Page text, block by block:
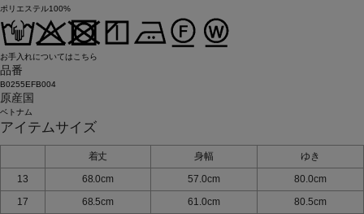
ポリエステル100%
お手入れについてはこちら
品番
B0255EFB004
原産国
ベトナム
アイテムサイズ
着丈 身幅
ゆき
13
68.0cm 57.0cm
80.0cm
17
68.5cm 61.0cm 80.5cm